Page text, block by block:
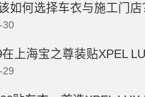
如何选择车衣与施工门店
30
29